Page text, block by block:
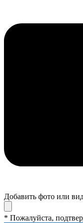
Добавить фото или
* Пожалуйста,